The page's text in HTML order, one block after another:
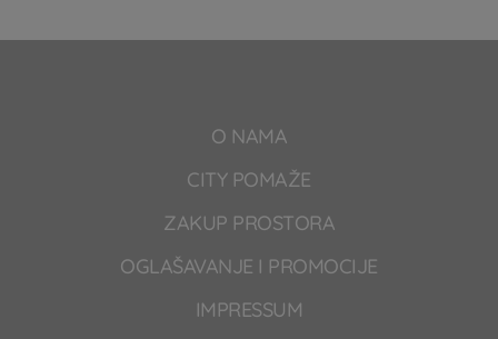
O NAMA
CITY POMAŽE
ZAKUP PROSTORA
OGLAŠAVANJE I PROMOCIJE
IMPRESSUM